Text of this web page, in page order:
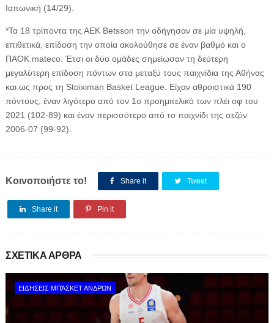
Ιαπωνική (14/29).
*Τα 18 τρίποντα της ΑΕΚ Betsson την οδήγησαν σε μία υψηλή,
επιθετικά, επίδοση την οποία ακολούθησε σε έναν βαθμό και ο
ΠΑΟΚ mateco. Έτσι οι δύο ομάδες σημείωσαν τη δεύτερη
μεγαλύτερη επίδοση πόντων στα μεταξύ τους παιχνίδια της Αθήνας
και ως προς τη Stoiximan Basket League. Είχαν αθροιστικά 190
πόντους, έναν λιγότερο από τον 1ο προημιτελικό των πλέι οφ του
2021 (102-89) και έναν περισσότερο από το παιχνίδι της σεζόν
2006-07 (99-92).
Κοινοποιήστε το! Share it Tweet
Share it Pin it
ΣΧΕΤΙΚΑ ΑΡΘΡΑ
ΕΙΔΉΣΕΙΣ ΜΠΆΣΚΕΤ ΑΝΔΡΏΝ